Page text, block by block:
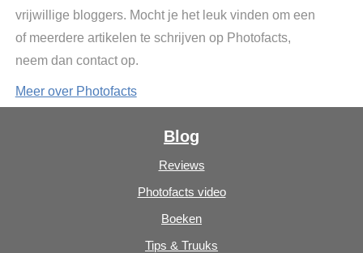
vrijwillige bloggers. Mocht je het leuk vinden om een
of meerdere artikelen te schrijven op Photofacts,
neem dan contact op.
Meer over Photofacts
Blog
Reviews
Photofacts video
Boeken
Tips & Truuks